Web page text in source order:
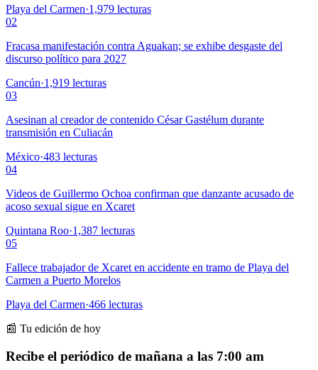
Playa del Carmen·1,979 lecturas
02
Fracasa manifestación contra Aguakan; se exhibe desgaste del
discurso político para 2027
Cancún·1,919 lecturas
03
Asesinan al creador de contenido César Gastélum durante
transmisión en Culiacán
México·483 lecturas
04
Videos de Guillermo Ochoa confirman que danzante acusado de
acoso sexual sigue en Xcaret
Quintana Roo·1,387 lecturas
05
Fallece trabajador de Xcaret en accidente en tramo de Playa del
Carmen a Puerto Morelos
Playa del Carmen·466 lecturas
📰 Tu edición de hoy
Recibe el periódico de mañana a las 7:00 am